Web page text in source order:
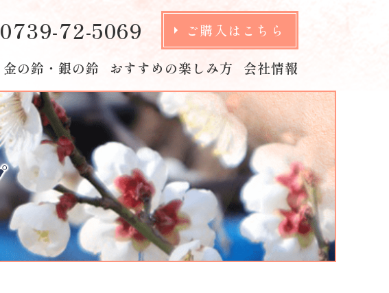
0739-72-5069 ご購入はこちら
金の鈴・銀の鈴 おすすめの楽しみ方 会社情報